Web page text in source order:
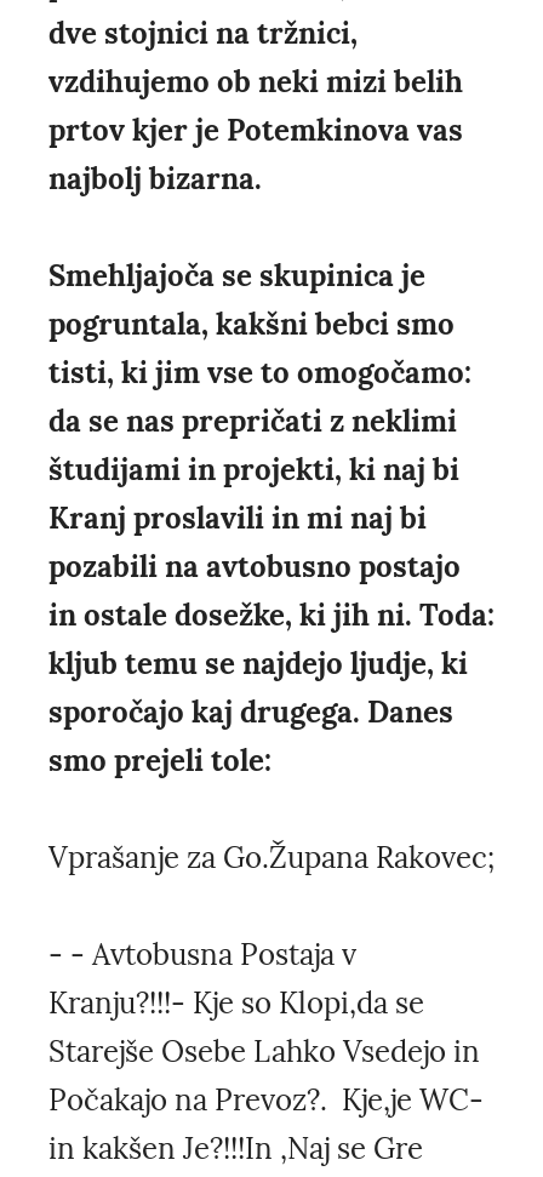
dve stojnici na tržnici,
vzdihujemo ob neki mizi belih
prtov kjer je Potemkinova vas
najbolj bizarna.
Smehljajoča se skupinica je
pogruntala, kakšni bebci smo
tisti, ki jim vse to omogočamo:
da se nas prepričati z neklimi
študijami in projekti, ki naj bi
Kranj proslavili in mi naj bi
pozabili na avtobusno postajo
in ostale dosežke, ki jih ni. Toda:
kljub temu se najdejo ljudje, ki
sporočajo kaj drugega. Danes
smo prejeli tole:
Vprašanje za Go.Župana Rakovec;
- - Avtobusna Postaja v
Kranju?!!!- Kje so Klopi,da se
Starejše Osebe Lahko Vsedejo in
Počakajo na Prevoz?. Kje,je WC-
in kakšen Je?!!!In ,Naj se Gre